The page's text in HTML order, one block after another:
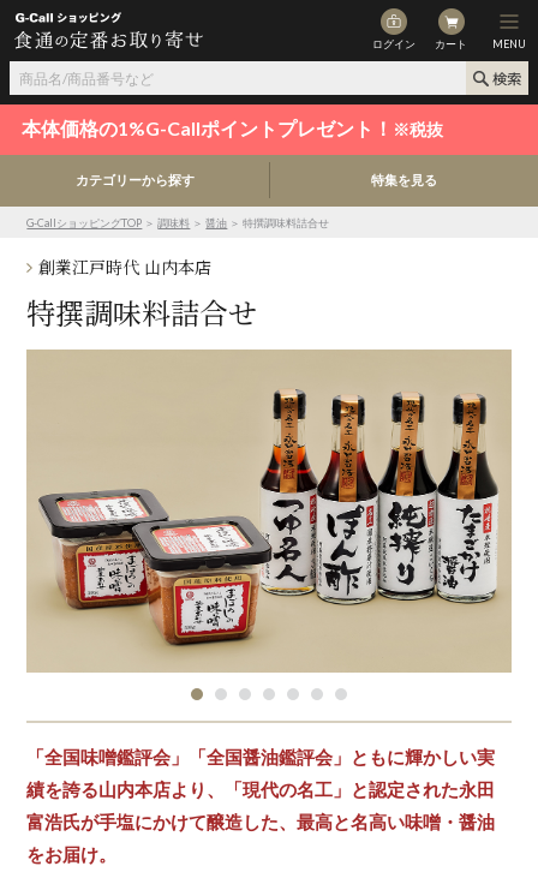
ログイン カート MENU
本体価格の1%G-Callポイントプレゼント！ ※税抜
カテゴリーから探す 特集を見る
G-CallショッピングTOP ＞調味料 ＞醤油 ＞ 特撰調味料詰合せ
創業江戸時代 山内本店
特撰調味料詰合せ
「全国味噌鑑評会」「全国醤油鑑評会」ともに輝かしい実
績を誇る山内本店より、「現代の名工」と認定された永田
富浩氏が手塩にかけて醸造した、最高と名高い味噌・醤油
をお届け。